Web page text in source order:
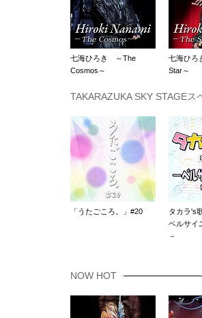
七海ひろき ～The
Cosmos～
七海ひ
Star～
TAKARAZUKA SKY STAGEス
「うたごころ。」#20
タカラ's
ベルサ
－
NOW HOT